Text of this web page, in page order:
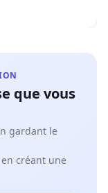
que vous
gardant le
créant une